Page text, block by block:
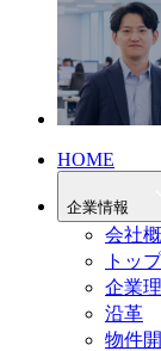
HOME
企業情報
会社
トッ
企業
沿革
物件